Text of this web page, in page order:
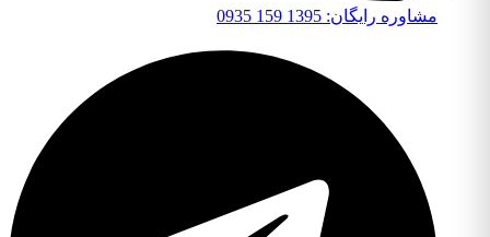
مشاوره رایگان: 1395 159 0935